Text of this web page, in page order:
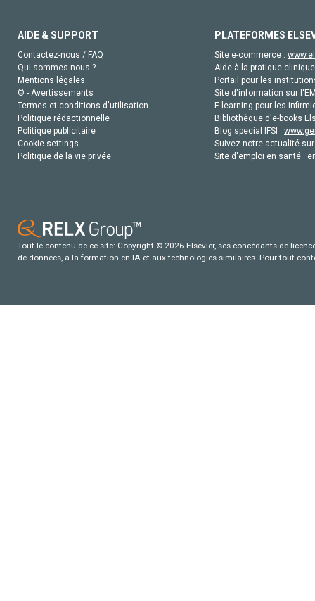
AIDE & SUPPORT
Contactez-nous / FAQ
Qui sommes-nous ?
Mentions légales
© - Avertissements
Termes et conditions d'utilisation
Politique rédactionnelle
Politique publicitaire
Cookie settings
Politique de la vie privée
PLATEFORMES
Site e-commerce :
Aide à la pratique
Portail pour les
Site d'information sur
E-learning pour les
Bibliothèque d'e-books
Blog special IFSI :
Suivez notre actualité
Site d'emploi en santé :
Tout le contenu de ce site: Copyright © 2026 Elsevier, ses concédants de
de données, a la formation en IA et aux technologies similaires. Pour tout